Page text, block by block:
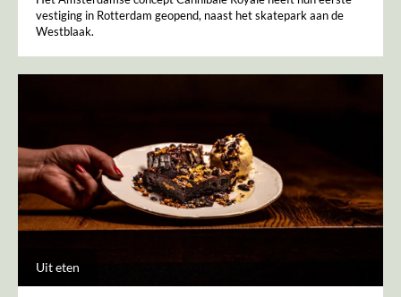
vestiging in Rotterdam geopend, naast het skatepark aan de
Westblaak.
Uit eten